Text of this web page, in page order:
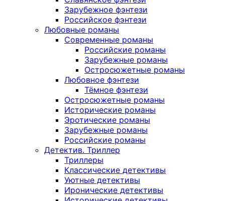
Зарубежное фэнтези
Российское фэнтези
Любовные романы
Современные романы
Российские романы
Зарубежные романы
Остросюжетные романы
Любовное фэнтези
Тёмное фэнтези
Остросюжетные романы
Исторические романы
Эротические романы
Зарубежные романы
Российские романы
Детектив. Триллер
Триллеры
Классические детективы
Уютные детективы
Иронические детективы